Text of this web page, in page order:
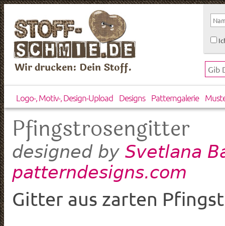
Wir drucken: Dein Stoff.
Logo-, Motiv-, Design-Upload Designs Patterngalerie
Pfingstrosengitter
designed by Svetlana
patterndesigns.com
Gitter aus zarten